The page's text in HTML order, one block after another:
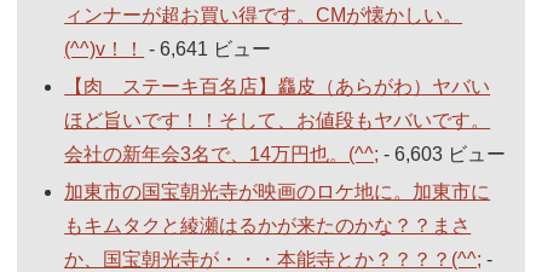
ィンナーが超お買い得です。CMが懐かしい。
(^^)v！！
- 6,641 ビュー
【肉 ステーキ百名店】麤皮（あらがわ）ヤバい
ほど旨いです！！そして、お値段もヤバいです。
会社の新年会3名で、14万円也。(^^; - 6,603 ビュー
加東市の国宝朝光寺が映画のロケ地に。加東市に
もキムタクと綾瀬はるかが来たのかな？？まさ
か、国宝朝光寺が・・・本能寺とか？？？？(^^; -